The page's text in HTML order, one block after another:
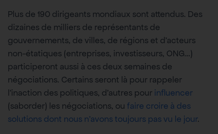
Plus de 190 dirigeants mondiaux sont attendus. Des
dizaines de milliers de représentants de
gouvernements, de villes, de régions et d’acteurs
non-étatiques (entreprises, investisseurs, ONG…)
participeront aussi à ces deux semaines de
négociations. Certains seront là pour rappeler
l’inaction des politiques, d’autres pour influencer
(saborder) les négociations, ou faire croire à des
solutions dont nous n’avons toujours pas vu le jour.